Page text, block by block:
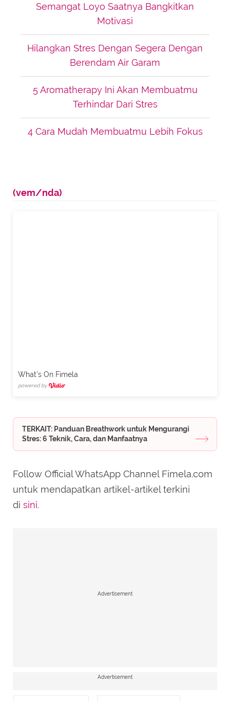
Semangat Loyo Saatnya Bangkitkan
Motivasi
Hilangkan Stres Dengan Segera Dengan
Berendam Air Garam
5 Aromatherapy Ini Akan Membuatmu
Terhindar Dari Stres
4 Cara Mudah Membuatmu Lebih Fokus
(vem/nda)
What's On Fimela
powered by
TERKAIT: Panduan Breathwork untuk Mengurangi
Stres: 6 Teknik, Cara, dan Manfaatnya
Follow Official WhatsApp Channel Fimela.com
untuk mendapatkan artikel-artikel terkini
di sini.
Advertisement
Advertisement